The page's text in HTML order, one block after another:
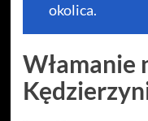
okolica.
Włamanie